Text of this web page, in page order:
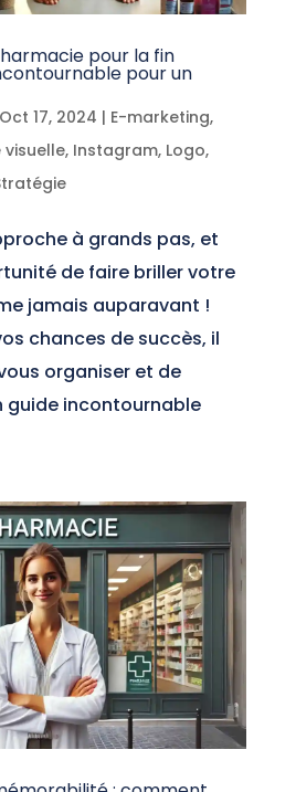
pour la fin
pour un
Oct 17, 2024 | E-marketing,
, Instagram, Logo,
à grands pas, et
de faire briller votre
jamais auparavant !
chances de succès, il
organiser et de
guide incontournable